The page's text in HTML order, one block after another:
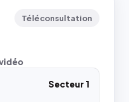
Téléconsultation
Secteur 1